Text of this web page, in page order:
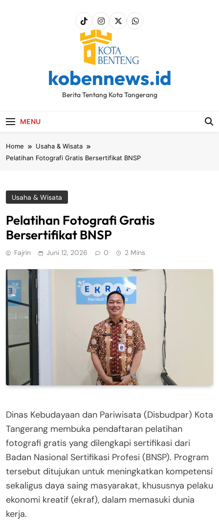
kobennews.id
Berita Tentang Kota Tangerang
MENU
Home
Usaha & Wisata
Pelatihan Fotografi Gratis Bersertifikat BNSP
Usaha & Wisata
Pelatihan Fotografi Gratis
Bersertifikat BNSP
Fajrin Juni 12, 2026 0 2 Mins
Dinas Kebudayaan dan Pariwisata (Disbudpar) Kota
Tangerang membuka pendaftaran pelatihan
fotografi gratis yang dilengkapi sertifikasi dari
Badan Nasional Sertifikasi Profesi (BNSP). Program
tersebut ditujukan untuk meningkatkan kompetensi
sekaligus daya saing masyarakat, khususnya pelaku
ekonomi kreatif (ekraf), dalam memasuki dunia
kerja.